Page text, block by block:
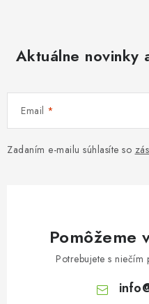
Aktuálne novinky
Email
Zadaním e-mailu súhlasíte so
Pomôžeme
Potrebujete s niečím
info